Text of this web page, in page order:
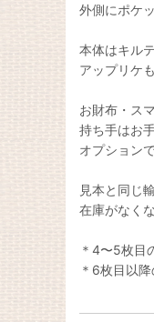
外側にポケ
本体はキル
アップリケ
お財布・ス
持ち手はお
オプション
見本と同じ
在庫がなく
＊4〜5枚目
＊6枚目以